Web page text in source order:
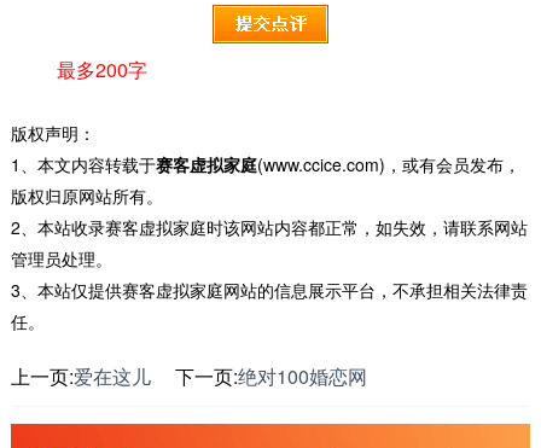
最多200字
版权声明：
1、本文内容转载于赛客虚拟家庭(www.ccice.com)，或有会员发布，
版权归原网站所有。
2、本站收录赛客虚拟家庭时该网站内容都正常，如失效，请联系网站
管理员处理。
3、本站仅提供赛客虚拟家庭网站的信息展示平台，不承担相关法律责
任。
上一页:爱在这儿 下一页:绝对100婚恋网